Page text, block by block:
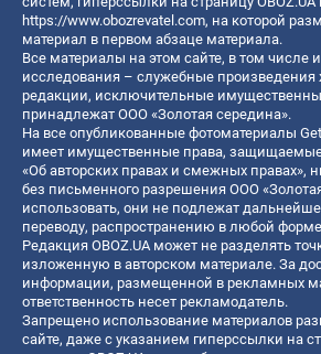
https://www.obozrevatel.com, на которой
материал в первом абзаце материала.
Все материалы на этом сайте, в том числе
исследования – служебные произведения
редакции, исключительные
принадлежат ООО «Золотая середина».
На все опубликованные фотоматериалы
имеет имущественные права,
«Об авторских правах и смежных правах»,
без письменного разрешения ООО
использовать, они не подлежат
переводу, распространению в любой
Редакция OBOZ.UA может не разделять
изложенную в авторском материале. За
информации, размещенной в рекламных
ответственность несет рекламодатель.
Запрещено использование материалов
сайте, даже с указанием гиперссылки на